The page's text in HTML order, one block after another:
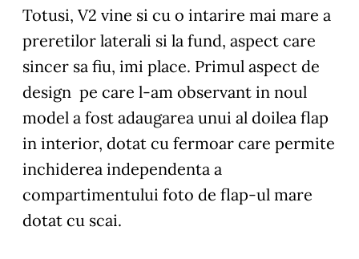
Totusi, V2 vine si cu o intarire mai mare a
preretilor laterali si la fund, aspect care
sincer sa fiu, imi place. Primul aspect de
design pe care l-am observant in noul
model a fost adaugarea unui al doilea flap
in interior, dotat cu fermoar care permite
inchiderea independenta a
compartimentului foto de flap-ul mare
dotat cu scai.